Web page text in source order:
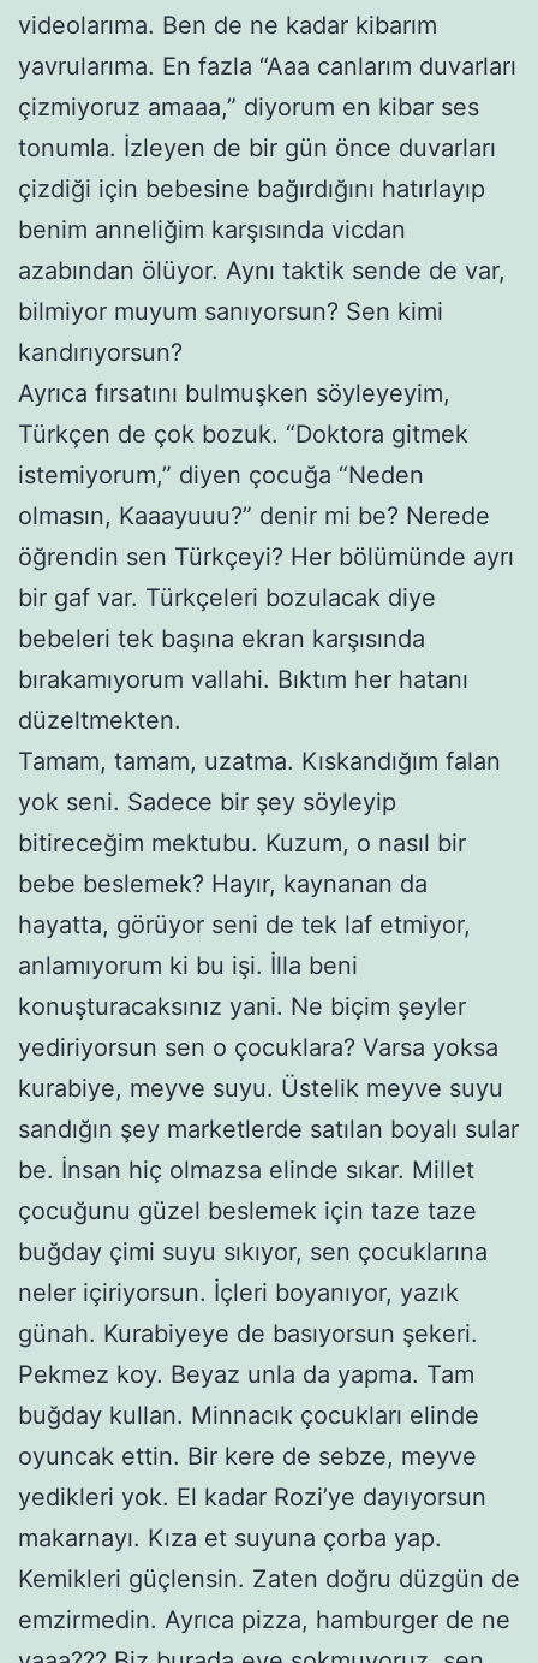
videolarıma. Ben de ne kadar kibarım
yavrularıma. En fazla “Aaa canlarım duvarları
çizmiyoruz amaaa,” diyorum en kibar ses
tonumla. İzleyen de bir gün önce duvarları
çizdiği için bebesine bağırdığını hatırlayıp
benim anneliğim karşısında vicdan
azabından ölüyor. Aynı taktik sende de var,
bilmiyor muyum sanıyorsun? Sen kimi
kandırıyorsun?
Ayrıca fırsatını bulmuşken söyleyeyim,
Türkçen de çok bozuk. “Doktora gitmek
istemiyorum,” diyen çocuğa “Neden
olmasın, Kaaayuuu?” denir mi be? Nerede
öğrendin sen Türkçeyi? Her bölümünde ayrı
bir gaf var. Türkçeleri bozulacak diye
bebeleri tek başına ekran karşısında
bırakamıyorum vallahi. Bıktım her hatanı
düzeltmekten.
Tamam, tamam, uzatma. Kıskandığım falan
yok seni. Sadece bir şey söyleyip
bitireceğim mektubu. Kuzum, o nasıl bir
bebe beslemek? Hayır, kaynanan da
hayatta, görüyor seni de tek laf etmiyor,
anlamıyorum ki bu işi. İlla beni
konuşturacaksınız yani. Ne biçim şeyler
yediriyorsun sen o çocuklara? Varsa yoksa
kurabiye, meyve suyu. Üstelik meyve suyu
sandığın şey marketlerde satılan boyalı sular
be. İnsan hiç olmazsa elinde sıkar. Millet
çocuğunu güzel beslemek için taze taze
buğday çimi suyu sıkıyor, sen çocuklarına
neler içiriyorsun. İçleri boyanıyor, yazık
günah. Kurabiyeye de basıyorsun şekeri.
Pekmez koy. Beyaz unla da yapma. Tam
buğday kullan. Minnacık çocukları elinde
oyuncak ettin. Bir kere de sebze, meyve
yedikleri yok. El kadar Rozi’ye dayıyorsun
makarnayı. Kıza et suyuna çorba yap.
Kemikleri güçlensin. Zaten doğru düzgün de
emzirmedin. Ayrıca pizza, hamburger de ne